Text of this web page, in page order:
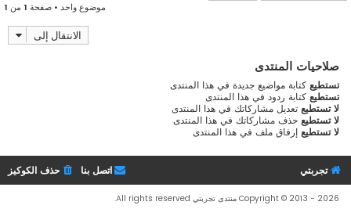
موضوع واحد • صفحة 1 من 1
الانتقال إلى
صلاحيات المنتدى
تستطيع كتابة مواضيع جديدة في هذا المنتدى
تستطيع كتابة ردود في هذا المنتدى
لا تستطيع تعديل مشاركاتك في هذا المنتدى
لا تستطيع حذف مشاركاتك في هذا المنتدى
لا تستطيع إرفاق ملف في هذا المنتدى
تجربتي حذف الكوكيز اتصل بنا
Copyright © 2013 - 2026 منتدى تجربتي All rights reserved.